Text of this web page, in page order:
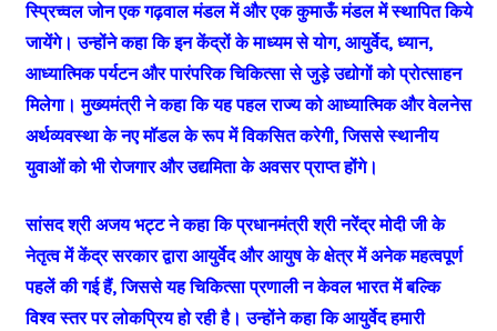
स्प्रिच्वल जोन एक गढ़वाल मंडल में और एक कुमाऊँ मंडल में स्थापित किये
जायेंगे। उन्होंने कहा कि इन केंद्रों के माध्यम से योग, आयुर्वेद, ध्यान,
आध्यात्मिक पर्यटन और पारंपरिक चिकित्सा से जुड़े उद्योगों को प्रोत्साहन
मिलेगा। मुख्यमंत्री ने कहा कि यह पहल राज्य को आध्यात्मिक और वेलनेस
अर्थव्यवस्था के नए मॉडल के रूप में विकसित करेगी, जिससे स्थानीय
युवाओं को भी रोजगार और उद्यमिता के अवसर प्राप्त होंगे।
सांसद श्री अजय भट्ट ने कहा कि प्रधानमंत्री श्री नरेंद्र मोदी जी के
नेतृत्व में केंद्र सरकार द्वारा आयुर्वेद और आयुष के क्षेत्र में अनेक महत्वपूर्ण
पहलें की गई हैं, जिससे यह चिकित्सा प्रणाली न केवल भारत में बल्कि
विश्व स्तर पर लोकप्रिय हो रही है। उन्होंने कहा कि आयुर्वेद हमारी